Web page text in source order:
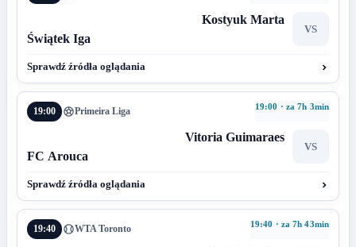
Kostyuk Marta
VS
Świątek Iga
Sprawdź źródła oglądania
19:00 Primeira Liga 19:00 · za 7h 3min
Vitoria Guimaraes
VS
FC Arouca
Sprawdź źródła oglądania
19:40 WTA Toronto 19:40 · za 7h 43min